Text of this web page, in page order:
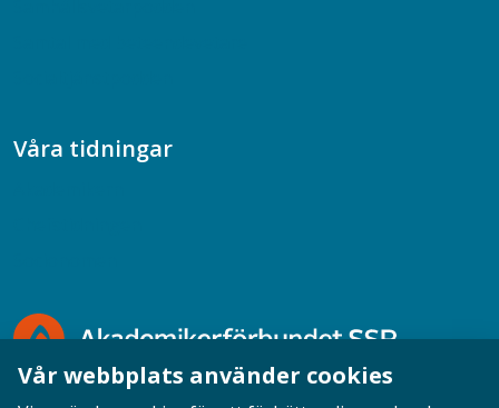
Våra tidningar
Vår webbplats använder cookies